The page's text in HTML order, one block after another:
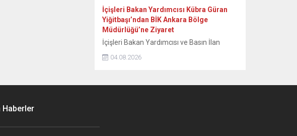
İçişleri Bakan Yardımcısı Kübra Güran
Yiğitbaşı’ndan BİK Ankara Bölge
Müdürlüğü’ne Ziyaret
İçişleri Bakan Yardımcısı ve Basın İlan
Güran Yiğitbaşı, Basın İlan Kurumu Ankara
04.08.2026
Haberler